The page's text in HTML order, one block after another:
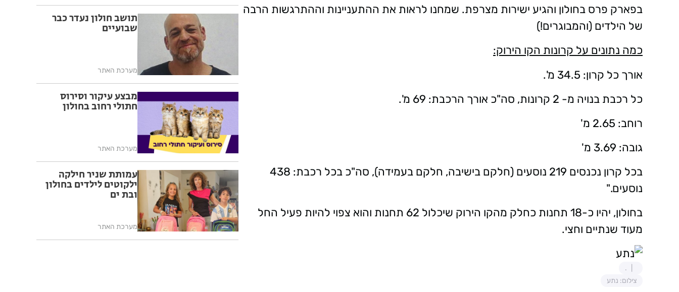
בפארק פרס בחולון והגיע ישירות מצרפת. שמחנו לראות את ההתעניינות וההתרגשות הרבה
של הילדים (והמבוגרים!)
כמה נתונים על קרונות הקו הירוק:
אורך כל קרון: 34.5 מ'.
כל רכבת בנויה מ- 2 קרונות, סה"כ אורך הרכבת: 69 מ'.
רוחב: 2.65 מ'
גובה: 3.69 מ'
בכל קרון נכנסים 219 נוסעים (חלקם בישיבה, חלקם בעמידה), סה"כ בכל רכבת: 438
נוסעים."
בחולון, יהיו כ-18 תחנות כחלק מהקו הירוק שיכלול 62 תחנות והוא צפוי להיות פעיל החל
מעוד שנתיים וחצי.
.
צילום: נתע
תושב חולון נעדר כבר
שבועיים
מערכת האתר
מבצע עיקור וסירוס
חתולי רחוב בחולון
מערכת האתר
עמותת שניר חילקה
ילקוטים לילדים בחולון
ובת ים
מערכת האתר